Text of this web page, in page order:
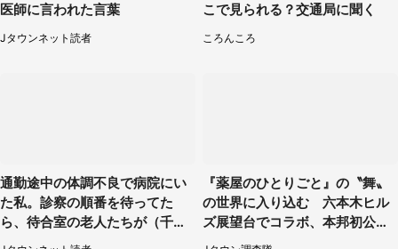
医師に言われた言葉
Jタウンネット読者
こで見られる？交通局に聞く
ころんころ
通勤途中の体調不良で病院にい
た私。診察の順番を待ってた
ら、待合室の老人たちが（千葉
県・50代男性）
『薬屋のひとりごと』の〝舞〟
の世界に入り込む 六本木ヒル
ズ展望台でコラボ、本邦初公開
の「猫猫像」も【8／1～10／2